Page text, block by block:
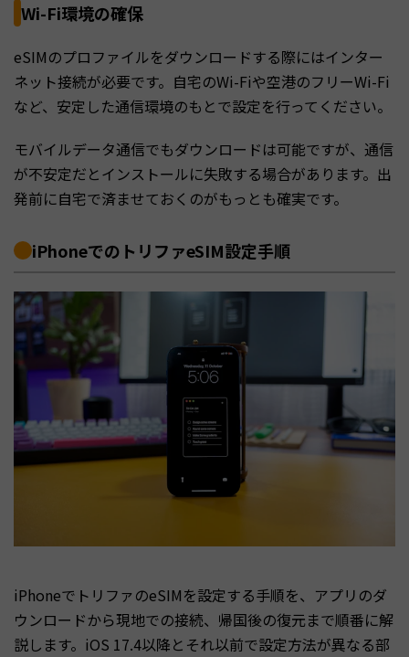
Wi-Fi環境の確保
eSIMのプロファイルをダウンロードする際にはインター
ネット接続が必要です。自宅のWi-Fiや空港のフリーWi-Fi
など、安定した通信環境のもとで設定を行ってください。
モバイルデータ通信でもダウンロードは可能ですが、通信
が不安定だとインストールに失敗する場合があります。出
発前に自宅で済ませておくのがもっとも確実です。
iPhoneでのトリファeSIM設定手順
iPhoneでトリファのeSIMを設定する手順を、アプリのダ
ウンロードから現地での接続、帰国後の復元まで順番に解
説します。iOS 17.4以降とそれ以前で設定方法が異なる部